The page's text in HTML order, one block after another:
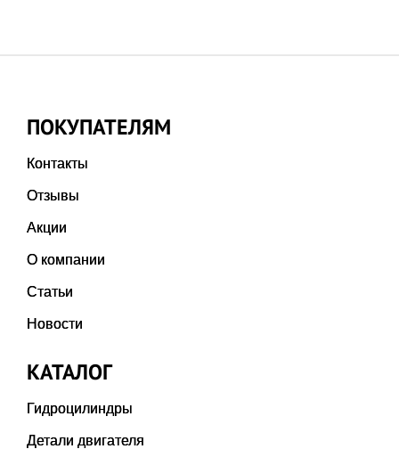
ПОКУПАТЕЛЯМ
Контакты
Отзывы
Акции
О компании
Статьи
Новости
КАТАЛОГ
Гидроцилиндры
Детали двигателя